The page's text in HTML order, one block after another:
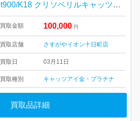
Pt900/K18 クリソベリルキャッツアイ メレダイヤ コンビリング 指輪
買取金額 100,000 円
買取店舗 さすがやイオン十日町店
買取日 03月11日
買取種別 キャッツアイ金・プラチナ
買取品詳細